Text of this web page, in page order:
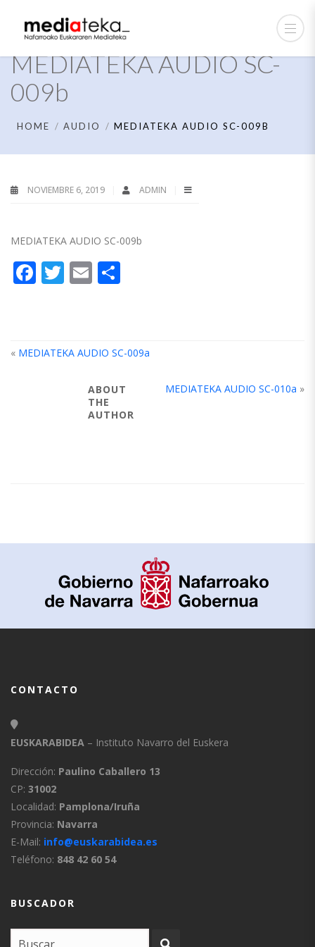
MEDIATEKA AUDIO SC-
009b
HOME AUDIO MEDIATEKA AUDIO SC-009B
NOVIEMBRE 6, 2019 ADMIN
MEDIATEKA AUDIO SC-009b
Facebook
Twitter
Email
« MEDIATEKA AUDIO SC-009a
MEDIATEKA AUDIO SC-010a »
ABOUT
THE
AUTHOR
CONTACTO
EUSKARABIDEA – Instituto Navarro del Euskera
Dirección: Paulino Caballero 13
CP: 31002
Localidad: Pamplona/Iruña
Provincia: Navarra
E-Mail: info@euskarabidea.es
Teléfono: 848 42 60 54
BUSCADOR